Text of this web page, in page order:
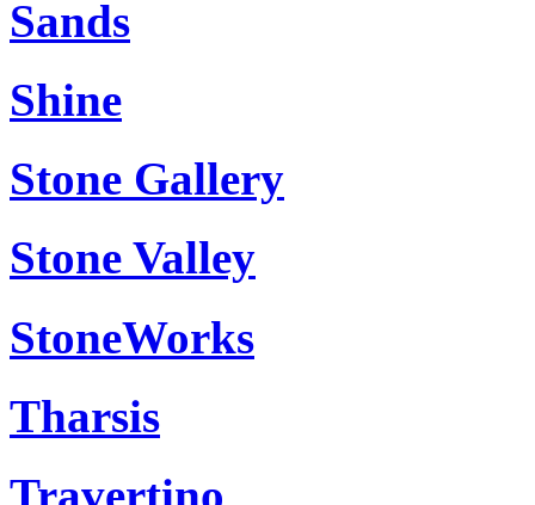
Sands
Shine
Stone Gallery
Stone Valley
StoneWorks
Tharsis